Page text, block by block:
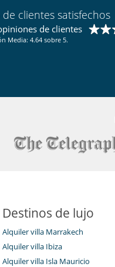
de clientes satisfechos
de clientes
Media: 4.64 sobre 5.
Destinos de lujo
Alquiler villa Marrakech
Alquiler villa Ibiza
Alquiler villa Isla Mauricio